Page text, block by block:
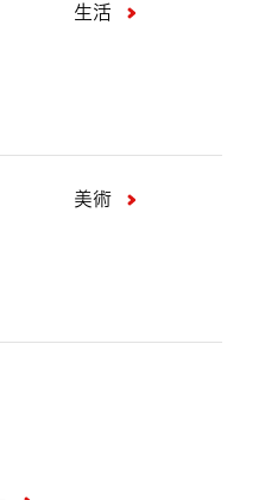
生活
美術